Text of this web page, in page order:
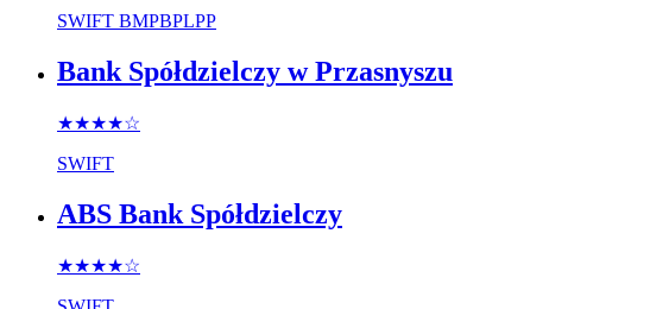
SWIFT BMPBPLPP
Bank Spółdzielczy w Przasnyszu
★★★★☆
SWIFT
ABS Bank Spółdzielczy
★★★★☆